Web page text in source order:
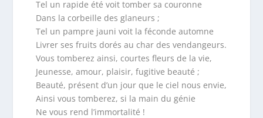
Tel un rapide été voit tomber sa couronne
Dans la corbeille des glaneurs ;
Tel un pampre jauni voit la féconde automne
Livrer ses fruits dorés au char des vendangeurs.
Vous tomberez ainsi, courtes fleurs de la vie,
Jeunesse, amour, plaisir, fugitive beauté ;
Beauté, présent d’un jour que le ciel nous envie,
Ainsi vous tomberez, si la main du génie
Ne vous rend l’immortalité !